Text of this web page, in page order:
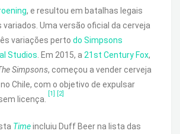
, e resultou em batalhas legais
Uma versão oficial da cerveja
variações perto do Simpsons
Studios . Em 2015, a 21st Century Fox,
Simpsons, começou a vender cerveja
Chile, com o objetivo de expulsar
licença.
[1] [2]
Timeincluiu Duff Beer na lista das